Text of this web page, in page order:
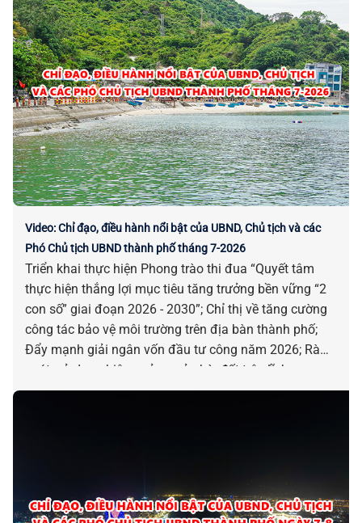
những chỉ đạo điều hành nổi bật của UBND, Chủ tịch
và các Phó Chủ tịch UBND thành phố ngày 04-8.
Video: Chỉ đạo, điều hành nổi bật của UBND, Chủ tịch và các
Phó Chủ tịch UBND thành phố tháng 7-2026
Triển khai thực hiện Phong trào thi đua “Quyết tâm
thực hiện thắng lợi mục tiêu tăng trưởng bền vững “2
con số” giai đoạn 2026 - 2030”; Chỉ thị về tăng cường
công tác bảo vệ môi trường trên địa bàn thành phố;
Đẩy mạnh giải ngân vốn đầu tư công năm 2026; Rà
soát, sử dụng hiệu quả cơ sở nhà, đất trên lĩnh vực
giáo dục, y tế; Đẩy nhanh tiến độ thi công 06 trường
giáo dục và đào tạo; Triển khai Chiến dịch 100 ngày
tạo lập, cập nhật Sổ sức khỏe điện tử trên ứng dụng